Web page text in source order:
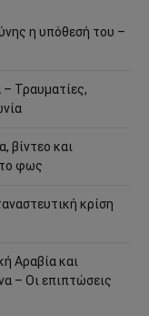
η υπόθεσή του –
Τραυματίες,
βίντεο και
φως
κρίση
Αραβία και
– Οι επιπτώσεις